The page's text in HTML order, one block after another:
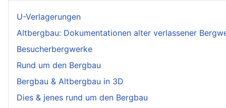
U-Verlagerungen
Altbergbau: Dokumentationen alter verlassener
Besucherbergwerke
Rund um den Bergbau
Bergbau & Altbergbau in 3D
Dies & jenes rund um den Bergbau